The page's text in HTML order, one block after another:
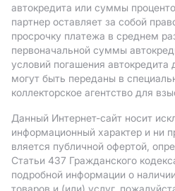
автокредита или суммы
партнер оставляет за собой
просрочку платежа в среднем
первоначальной суммы
условий погашения
могут быть переданы в
коллекторское агентство для
Данный Интернет-сайт носит
информационный характер и ни
вляется публичной офертой,
Статьи 437 Гражданского
подробной информации о
товаров и (или) услуг,